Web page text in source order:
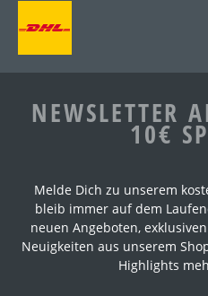
NEWSLETTER
10€
Melde Dich zu unserem
bleib immer auf dem
neuen Angeboten,
Neuigkeiten aus unserem
Highlights